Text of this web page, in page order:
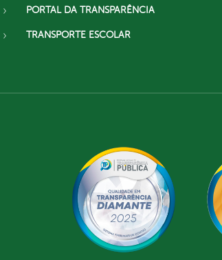
PORTAL DA TRANSPARÊNCIA
TRANSPORTE ESCOLAR